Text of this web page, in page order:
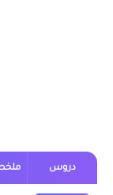
دروس